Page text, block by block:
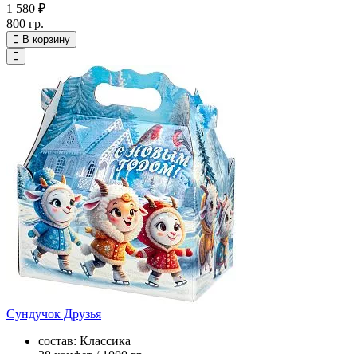
1 580 ₽
800 гр.
В корзину
Сундучок Друзья
состав: Классика